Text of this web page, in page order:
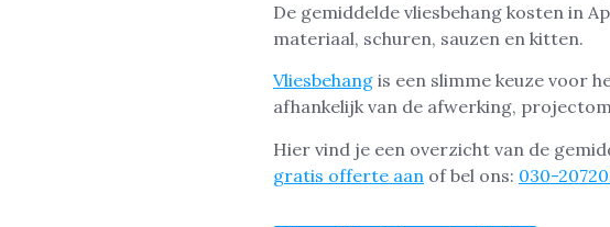
De gemiddelde vliesbehang kosten in
materiaal, schuren, sauzen en kitten.
Vliesbehang is een slimme keuze voor
afhankelijk van de afwerking,
Hier vind je een overzicht van de
gratis offerte aan of bel ons: 030-